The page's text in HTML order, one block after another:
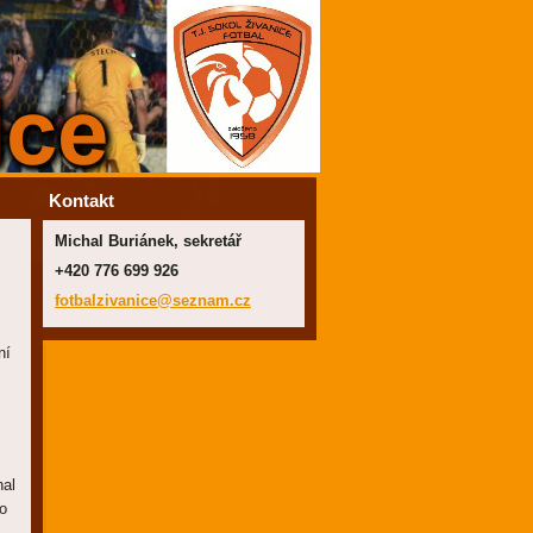
Kontakt
Michal Buriánek, sekretář
+420 776 699 926
fotbalzivanice@seznam.cz